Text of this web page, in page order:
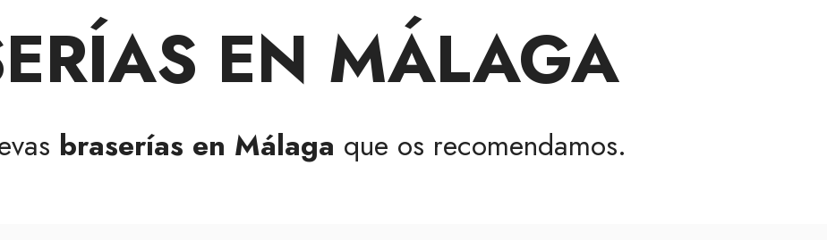
EN MÁLAGA
braserías en Málaga que os recomendamos.